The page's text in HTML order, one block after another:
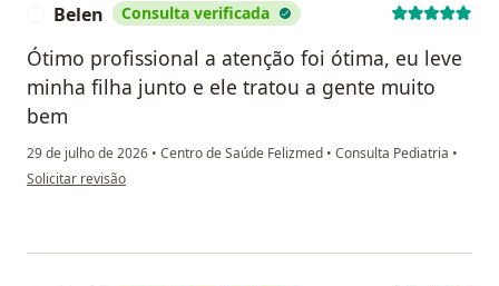
Belen Consulta verificada
Ótimo profissional a atenção foi ótima, eu leve
minha filha junto e ele tratou a gente muito
bem
29 de julho de 2026 • Centro de Saúde Felizmed • Consulta Pediatria •
na opinião do utilizador Belen
Solicitar revisão